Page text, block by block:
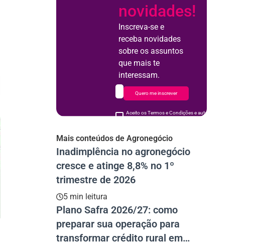
novidades!
Inscreva-se e
receba novidades
sobre os assuntos
que mais te
interessam.
Aceito os Termos e Condições e autorizo o uso de meus
Quero me inscrever
Mais conteúdos de Agronegócio
Inadimplência no agronegócio
cresce e atinge 8,8% no 1º
trimestre de 2026
5 min leitura
Plano Safra 2026/27: como
preparar sua operação para
transformar crédito rural em